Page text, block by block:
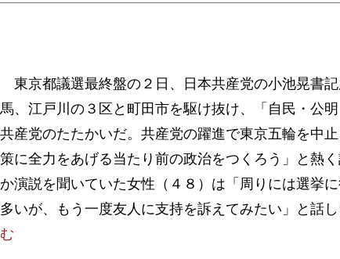
東京都議選最終盤の２日、日本共産党の小池晃書
馬、江戸川の３区と町田市を駆け抜け、「自民・公
共産党のたたかいだ。共産党の躍進で東京五輪を中
策に全力をあげる当たり前の政治をつくろう」と熱
か演説を聞いていた女性（４８）は「周りには選挙
多いが、もう一度友人に支持を訴えてみたい」と話
む